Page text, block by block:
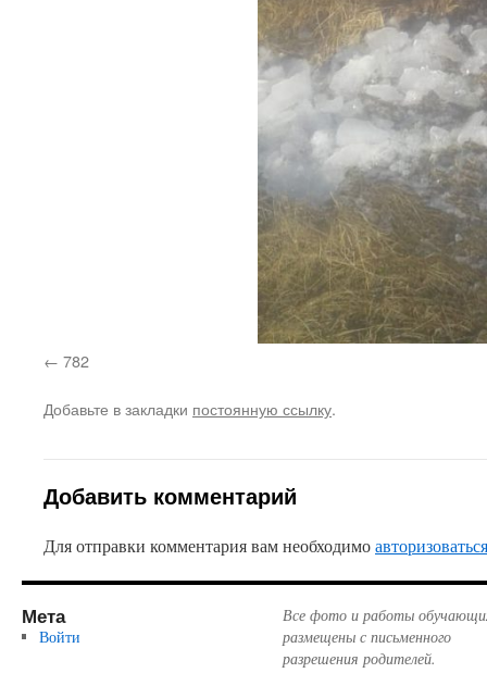
782
Добавьте в закладки постоянную ссылку.
Добавить комментарий
Для отправки комментария вам необходимоавторизоваться
Мета
Войти
Все фото и работы
размещены с письменного
разрешения родителей.